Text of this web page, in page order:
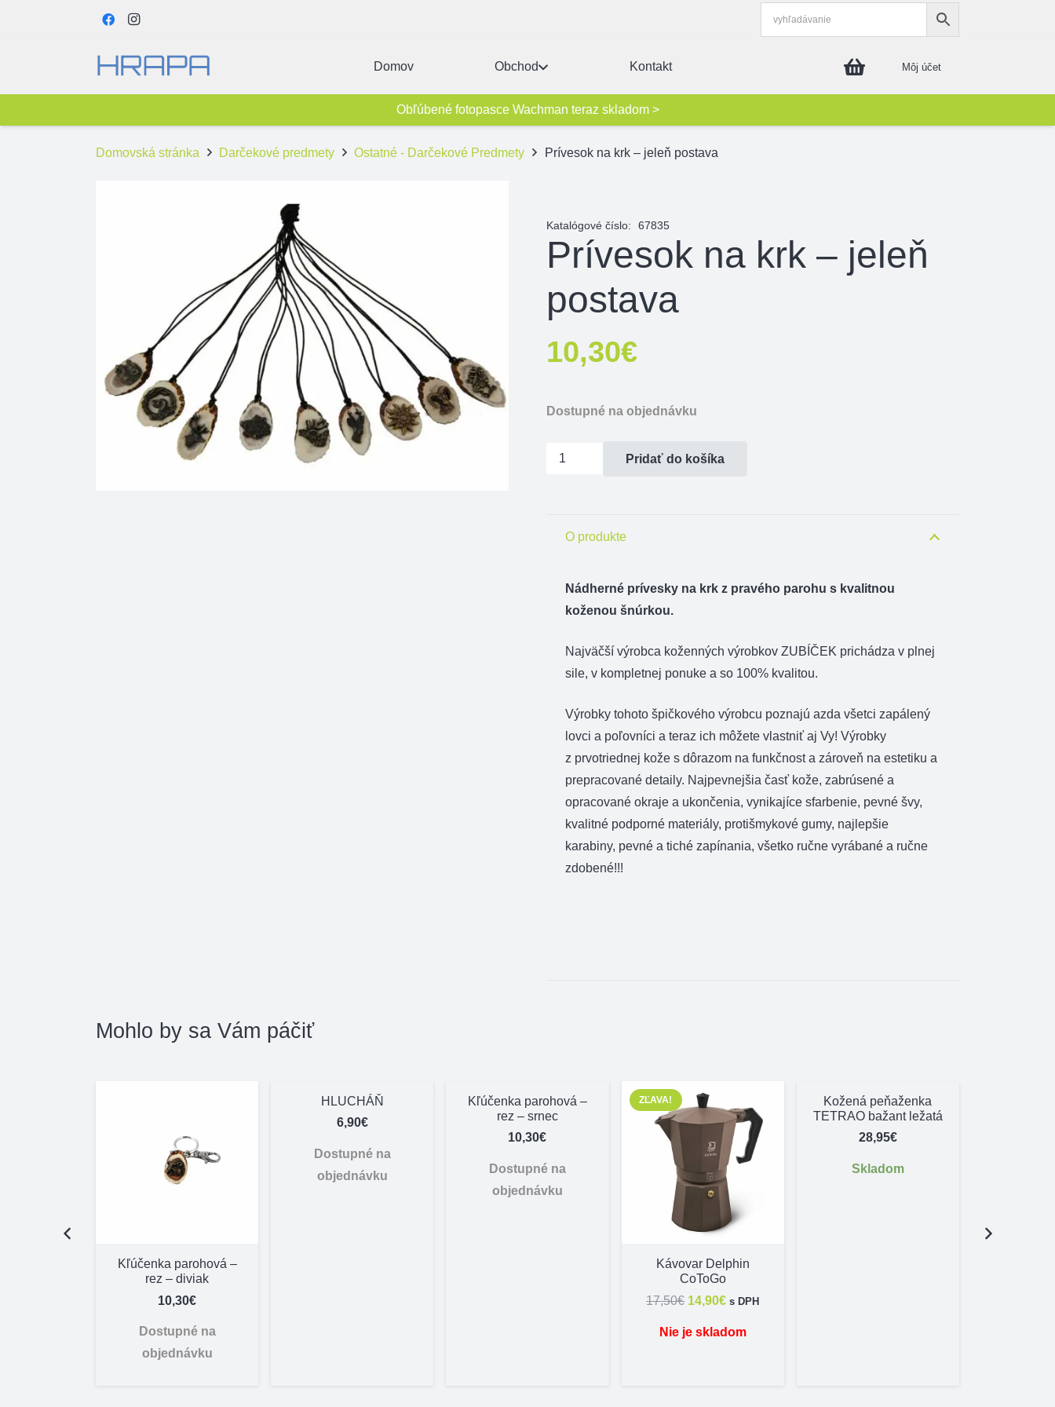
Domov Obchod Kontakt Môj účet
Obľúbené fotopasce Wachman teraz skladom >
Domovská stránka Darčekové predmety Ostatné - Darčekové Predmety Prívesok na krk – jeleň postava
Katalógové číslo: 67835
Prívesok na krk – jeleň
postava
10,30€
Dostupné na objednávku
množstvo
postava
Pridať do košíka
O produkte
Nádherné prívesky na krk z pravého parohu s kvalitnou
koženou šnúrkou.
Najväčší výrobca koženných výrobkov ZUBÍČEK prichádza v plnej
sile, v kompletnej ponuke a so 100% kvalitou.
Výrobky tohoto špičkového výrobcu poznajú azda všetci zapálený
lovci a poľovníci a teraz ich môžete vlastniť aj Vy! Výrobky
z prvotriednej kože s dôrazom na funkčnost a zároveň na estetiku a
prepracované detaily. Najpevnejšia časť kože, zabrúsené a
opracované okraje a ukončenia, vynikajíce sfarbenie, pevné švy,
kvalitné podporné materiály, protišmykové gumy, najlepšie
karabiny, pevné a tiché zapínania, všetko ručne vyrábané a ručne
zdobené!!!
Mohlo by sa Vám páčiť
Kľúčenka parohová –
rez – diviak
10,30€
Dostupné na
objednávku
HLUCHÁŇ
6,90€
Dostupné na
objednávku
Kľúčenka parohová –
rez – srnec
10,30€
Dostupné na
objednávku
ZĽAVA!
Kávovar Delphin
CoToGo
17,50€ Pôvodná
14,90€Aktuálna
s DPH
Nie je skladom
Kožená peňaženka
TETRAO bažant ležatá
28,95€
Skladom